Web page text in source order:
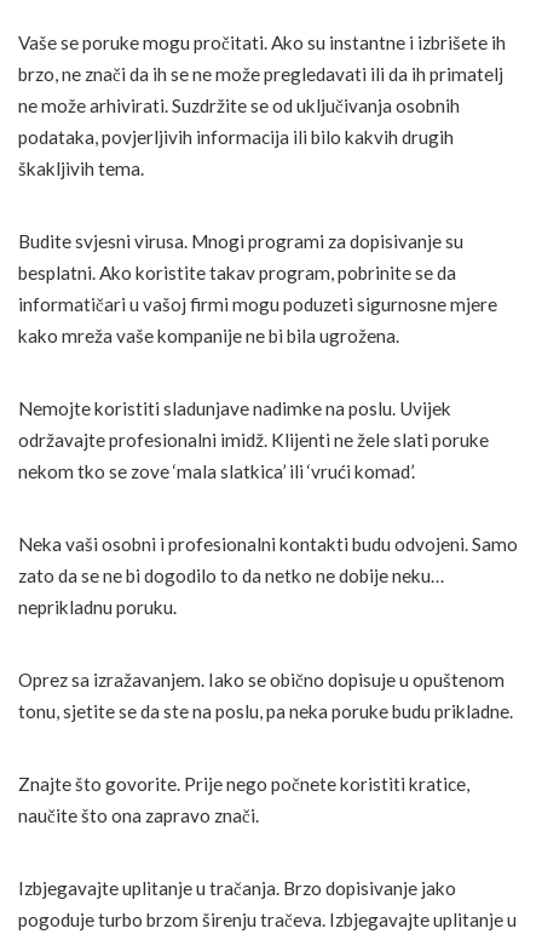
Vaše se poruke mogu pročitati. Ako su instantne i izbrišete ih
brzo, ne znači da ih se ne može pregledavati ili da ih primatelj
ne može arhivirati. Suzdržite se od uključivanja osobnih
podataka, povjerljivih informacija ili bilo kakvih drugih
škakljivih tema.
Budite svjesni virusa. Mnogi programi za dopisivanje su
besplatni. Ako koristite takav program, pobrinite se da
informatičari u vašoj firmi mogu poduzeti sigurnosne mjere
kako mreža vaše kompanije ne bi bila ugrožena.
Nemojte koristiti sladunjave nadimke na poslu. Uvijek
održavajte profesionalni imidž. Klijenti ne žele slati poruke
nekom tko se zove ‘mala slatkica’ ili ‘vrući komad’.
Neka vaši osobni i profesionalni kontakti budu odvojeni. Samo
zato da se ne bi dogodilo to da netko ne dobije neku…
neprikladnu poruku.
Oprez sa izražavanjem. Iako se obično dopisuje u opuštenom
tonu, sjetite se da ste na poslu, pa neka poruke budu prikladne.
Znajte što govorite. Prije nego počnete koristiti kratice,
naučite što ona zapravo znači.
Izbjegavajte uplitanje u tračanja. Brzo dopisivanje jako
pogoduje turbo brzom širenju tračeva. Izbjegavajte uplitanje u